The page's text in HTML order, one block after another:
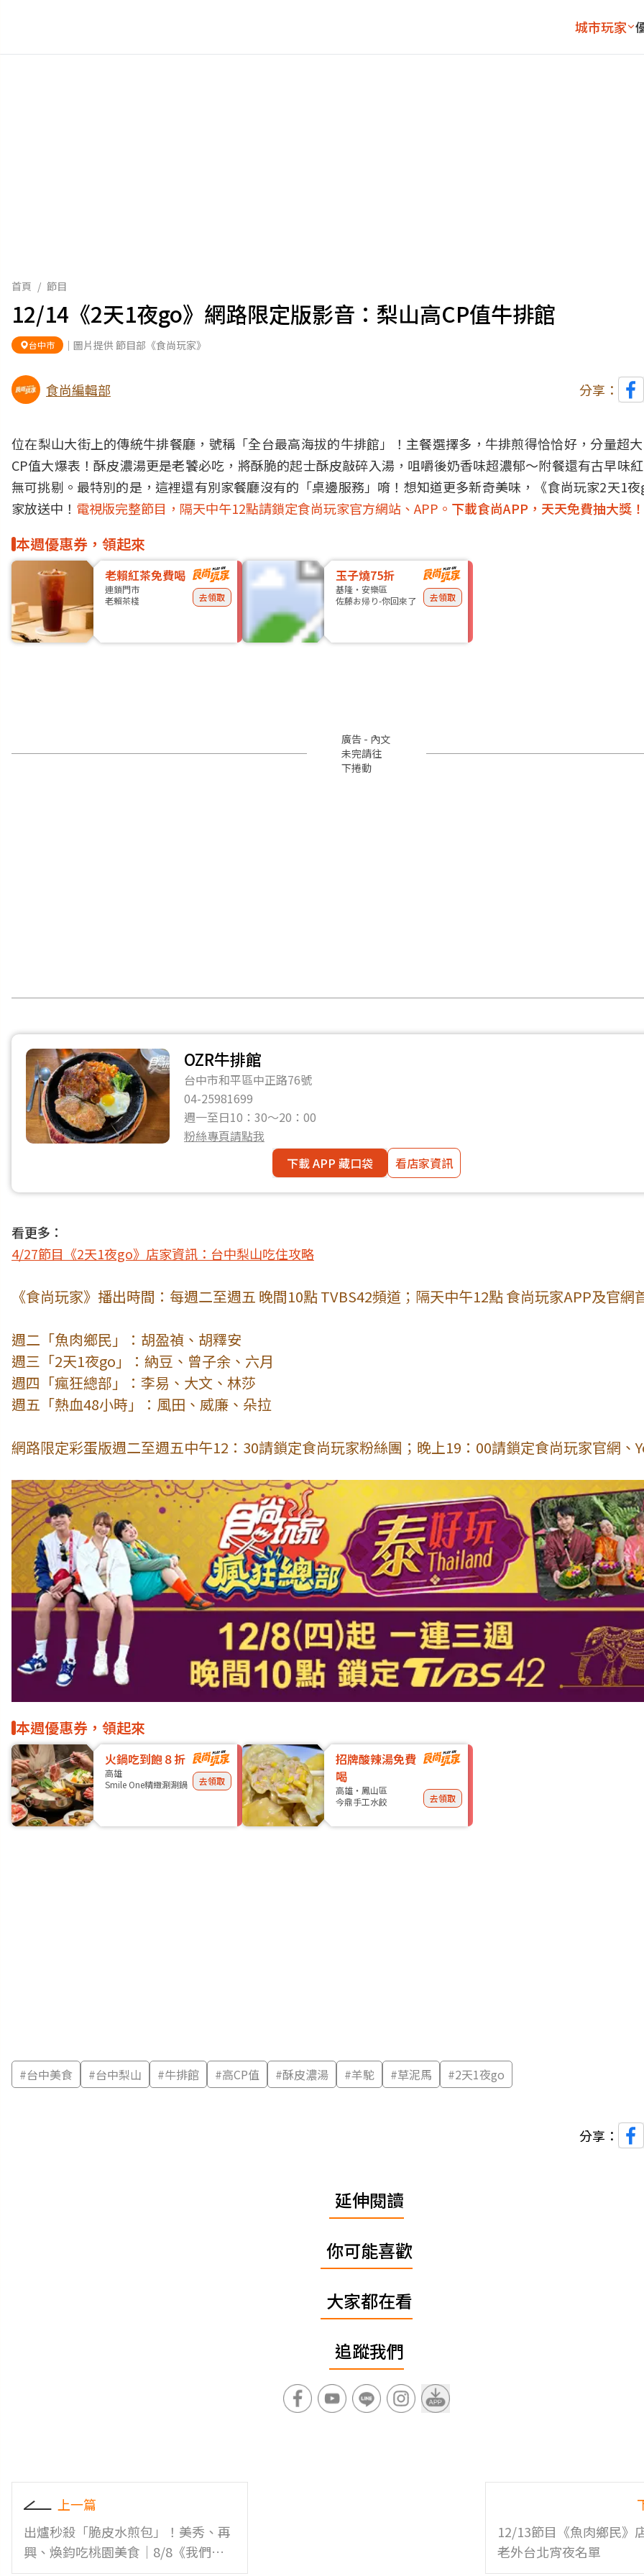
城市玩家
首頁 / 節目
12/14《2天1夜go》網路限定版影音：梨山高CP值牛排館
台中市 ｜圖片提供 節目部《食尚玩家》
食尚編輯部 分享：
位在梨山大街上的傳統牛排餐廳，號稱「全台最高海拔的牛排館」！主餐選擇多，牛排煎得恰恰好，分量超
CP值大爆表！酥皮濃湯更是老饕必吃，將酥脆的起士酥皮敲碎入湯，咀嚼後奶香味超濃郁～附餐還有古早味
無可挑剔。最特別的是，這裡還有別家餐廳沒有的「桌邊服務」唷！想知道更多新奇美味，《食尚玩家2天1
家放送中！ 電視版完整節目，隔天中午12點請鎖定食尚玩家官方網站、APP。 下載食尚APP，天天免費抽大獎！
本週優惠券，領起來
老賴紅茶免費喝
連鎖門市
老賴茶棧
去領取
玉子燒75折
基隆・安樂區
佐藤お帰り-你回來了
去領取
廣告 - 內文
未完請往
下捲動
OZR牛排館
台中市和平區中正路76號
04-25981699
週一至日10：30～20：00
粉絲專頁請點我
下載 APP 藏口袋
看店家資訊
看更多：
4/27節目《2天1夜go》店家資訊：台中梨山吃住攻略
《食尚玩家》播出時間：每週二至週五 晚間10點 TVBS42頻道；隔天中午12點 食尚玩家APP及官網
週二「魚肉鄉民」：胡盈禎、胡釋安
週三「2天1夜go」：納豆、曾子余、六月
週四「瘋狂總部」：李易、大文、林莎
週五「熱血48小時」：風田、威廉、朵拉
網路限定彩蛋版週二至週五中午12：30請鎖定食尚玩家粉絲團；晚上19：00請鎖定食尚玩家官網、
本週優惠券，領起來
火鍋吃到飽８折
高雄
Smile One精緻涮涮鍋
去領取
招牌酸辣湯免費
喝
高雄・鳳山區
今鼎手工水餃
去領取
#台中美食 #台中梨山 #牛排館 #高CP值 #酥皮濃湯 #羊駝 #草泥馬 #2天1夜go
分享：
延伸閱讀
你可能喜歡
大家都在看
追蹤我們
上一篇
出爐秒殺「脆皮水煎包」！美秀、再
興、煥鈞吃桃園美食｜8/8《我們這
一家》店家資訊
12/13節目《魚肉鄉民》
老外台北宵夜名單